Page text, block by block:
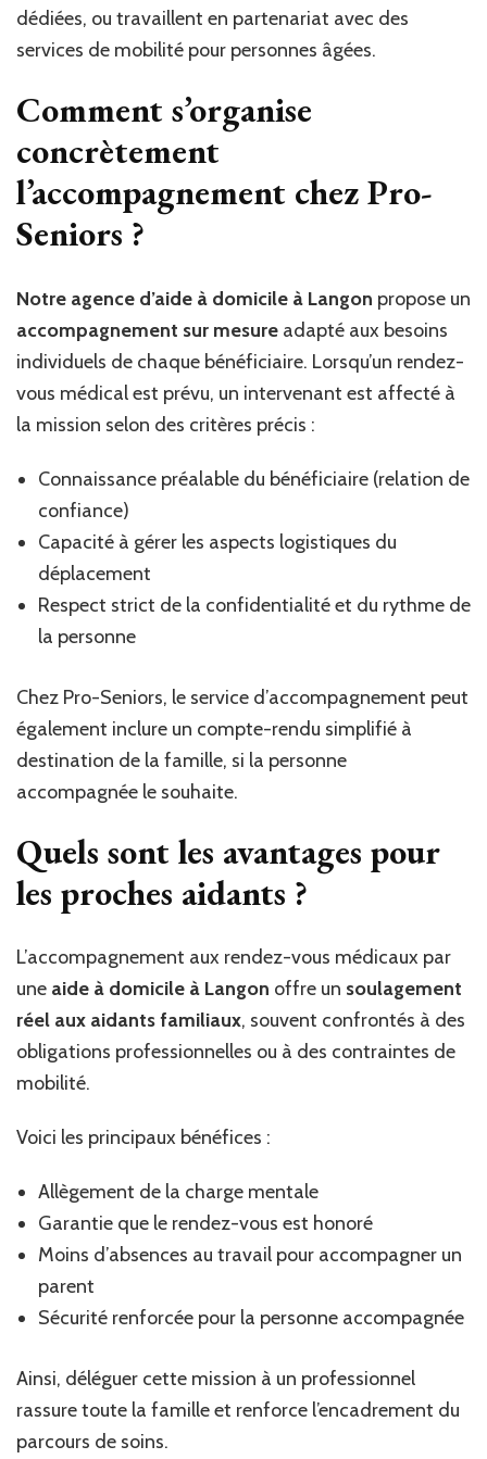
dédiées, ou travaillent en partenariat avec des
services de mobilité pour personnes âgées.
Comment s’organise
concrètement
l’accompagnement chez Pro-
Seniors ?
Notre agence d’aide à domicile à Langon propose un
accompagnement sur mesure adapté aux besoins
individuels de chaque bénéficiaire. Lorsqu’un rendez-
vous médical est prévu, un intervenant est affecté à
la mission selon des critères précis :
Connaissance préalable du bénéficiaire (relation de
confiance)
Capacité à gérer les aspects logistiques du
déplacement
Respect strict de la confidentialité et du rythme de
la personne
Chez Pro-Seniors, le service d’accompagnement peut
également inclure un compte-rendu simplifié à
destination de la famille, si la personne
accompagnée le souhaite.
Quels sont les avantages pour
les proches aidants ?
L’accompagnement aux rendez-vous médicaux par
une aide à domicile à Langon offre un soulagement
réel aux aidants familiaux, souvent confrontés à des
obligations professionnelles ou à des contraintes de
mobilité.
Voici les principaux bénéfices :
Allègement de la charge mentale
Garantie que le rendez-vous est honoré
Moins d’absences au travail pour accompagner un
parent
Sécurité renforcée pour la personne accompagnée
Ainsi, déléguer cette mission à un professionnel
rassure toute la famille et renforce l’encadrement du
parcours de soins.